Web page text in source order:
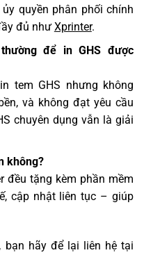
quyền phân phối chính
đủ như Xprinter.
để in GHS được
tem GHS nhưng không
và không đạt yêu cầu
chuyên dụng vẫn là giải
không?
đều tặng kèm phần mềm
cập nhật liên tục – giúp
bạn hãy để lại liên hệ tại